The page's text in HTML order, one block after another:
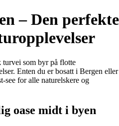
– Den perfekte
turvei som byr på flotte
Enten du er bosatt i Bergen eller
see for alle naturelskere og
oase midt i byen